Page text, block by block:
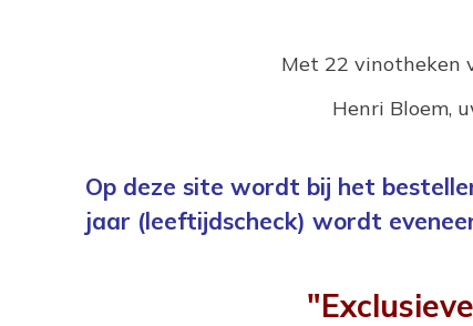
Met 22 vinotheken
Henri Bloem,
Op deze site wordt bij het
jaar (leeftijdscheck) wordt